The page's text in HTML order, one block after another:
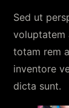
Sed ut
voluptatem
totam rem
inventore
dicta sunt.